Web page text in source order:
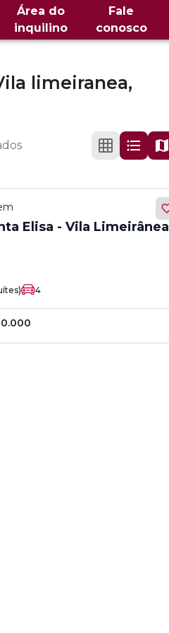
Área do
inquilino
Fale
conosco
limeiranea,
Elisa - Vila Limeirânea
4